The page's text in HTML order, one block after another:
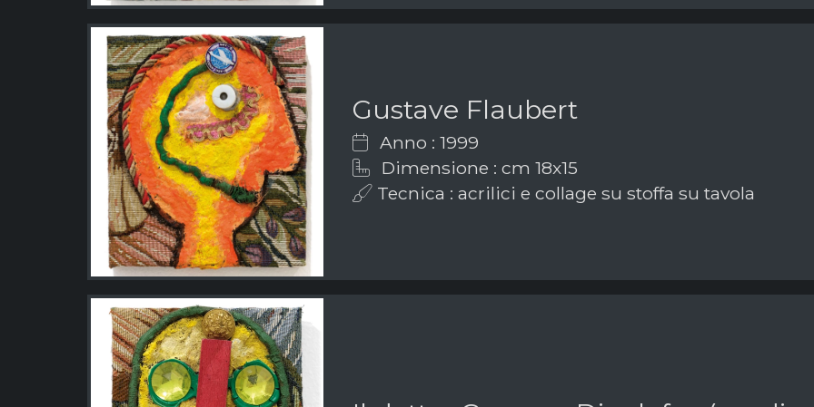
Gustave Flaubert
Anno : 1999
Dimensione : cm 18x15
Tecnica : acrilici e collage su stoffa su tavola